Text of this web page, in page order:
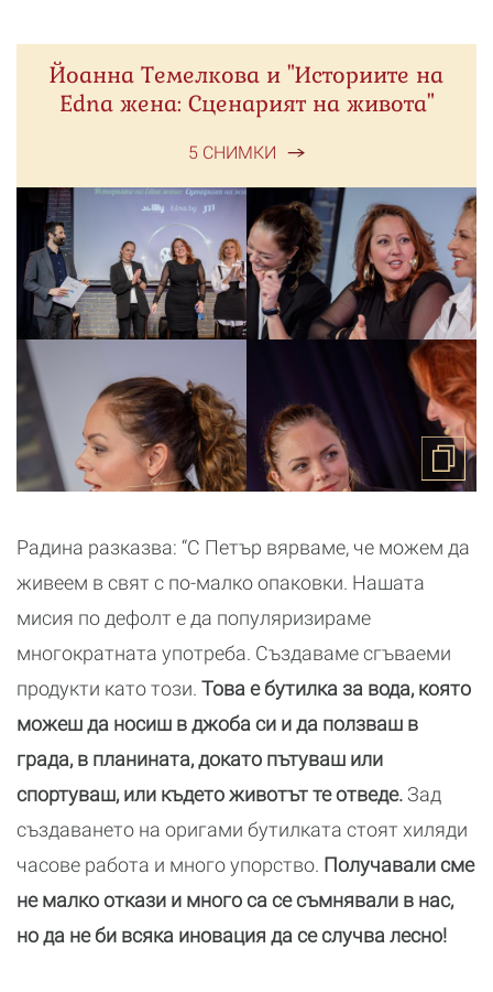
Йоанна Темелкова и "Историите на
Edna жена: Сценарият на живота"
5 СНИМКИ
Радина разказва: “С Петър вярваме, че можем да
живеем в свят с по-малко опаковки. Нашата
мисия по дефолт е да популяризираме
многократната употреба. Създаваме сгъваеми
продукти като този. Това е бутилка за вода, която
можеш да носиш в джоба си и да ползваш в
града, в планината, докато пътуваш или
спортуваш, или където животът те отведе. Зад
създаването на оригами бутилката стоят хиляди
часове работа и много упорство. Получавали сме
не малко откази и много са се съмнявали в нас,
но да не би всяка иновация да се случва лесно!